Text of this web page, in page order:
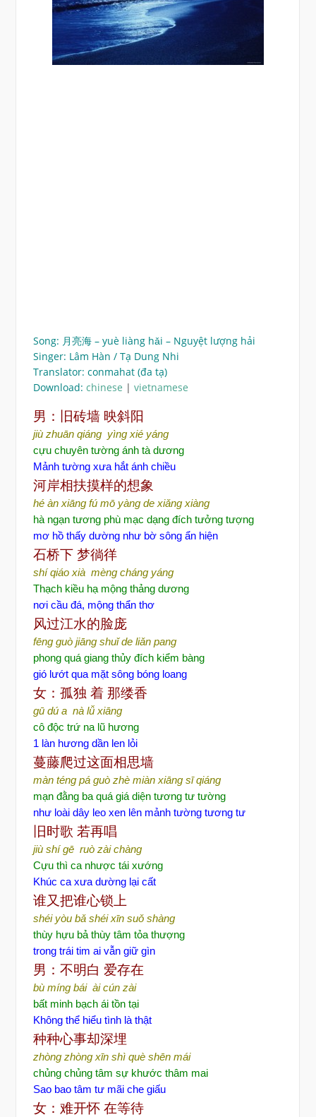
Song: 月亮海 – yuè liàng hǎi – Nguyệt lượng hải
Singer: Lâm Hàn / Tạ Dung Nhi
Translator: conmahat (đa tạ)
Download: chinese | vietnamese
男：旧砖墙 映斜阳
jiù zhuān qiáng yìng xié yáng
cựu chuyên tường ánh tà dương
Mảnh tường xưa hắt ánh chiều
河岸相扶摸样的想象
hé àn xiāng fú mō yàng de xiǎng xiàng
hà ngạn tương phù mạc dạng đích tưởng tượng
mơ hồ thấy dường như bờ sông ẩn hiện
石桥下 梦徜徉
shí qiáo xià mèng cháng yáng
Thạch kiều hạ mộng thảng dương
nơi cầu đá, mộng thẩn thơ
风过江水的脸庞
fēng guò jiāng shuǐ de liǎn pang
phong quá giang thủy đích kiểm bàng
gió lướt qua mặt sông bóng loang
女：孤独 着 那缕香
gū dú a nà lǚ xiāng
cô độc trứ na lũ hương
1 làn hương dần len lỏi
蔓藤爬过这面相思墙
màn téng pá guò zhè miàn xiāng sī qiáng
mạn đằng ba quá giá diện tương tư tường
như loài dây leo xen lên mảnh tường tương tư
旧时歌 若再唱
jiù shí gē ruò zài chàng
Cựu thì ca nhược tái xướng
Khúc ca xưa dường lại cất
谁又把谁心锁上
shéi yòu bǎ shéi xīn suǒ shàng
thùy hựu bả thùy tâm tỏa thượng
trong trái tim ai vẫn giữ gìn
男：不明白 爱存在
bù míng bái ài cún zài
bất minh bạch ái tồn tại
Không thể hiểu tình là thật
种种心事却深埋
zhòng zhòng xīn shì què shēn mái
chủng chủng tâm sự khước thâm mai
Sao bao tâm tư mãi che giấu
女：难开怀 在等待